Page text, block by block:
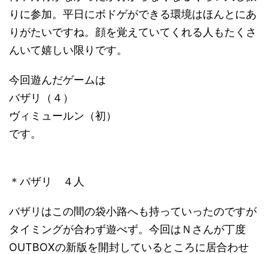
りに参加。平日にボドゲができる環境はほんとにあ
りがたいですね。顔を覚えていてくれる人もたくさ
んいて嬉しい限りです。
今回遊んだゲームは
バザリ（４）
ヴィミュールン（初）
です。
＊バザリ ４人
バザリはこの間の袋小路へも持っていったのですが
タイミングが合わず遊べず。今回はＮさんが丁度
OUTBOXの新版を開封しているところに居合わせ